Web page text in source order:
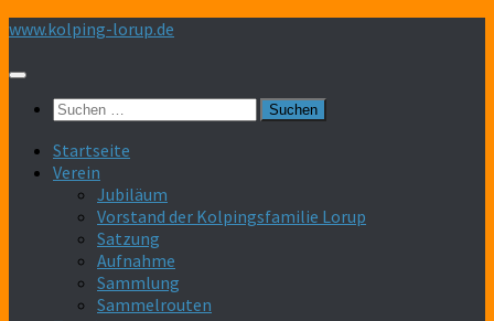
Zum
springen
www.kolping-lorup.de
Suchen
Startseite
Verein
Jubiläum
Vorstand der Kolpingsfamilie Lorup
Satzung
Aufnahme
Sammlung
Sammelrouten